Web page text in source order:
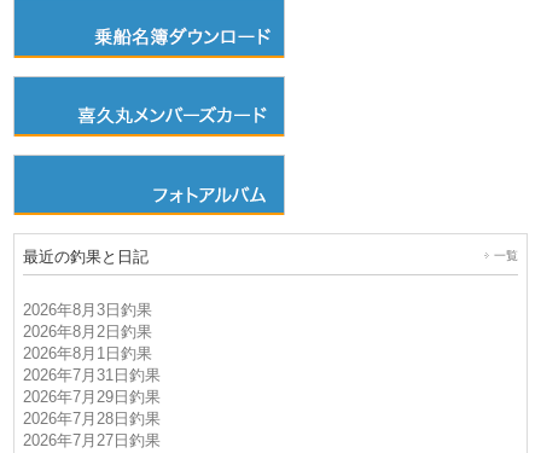
最近の釣果と日記 一覧
2026年8月3日釣果
2026年8月2日釣果
2026年8月1日釣果
2026年7月31日釣果
2026年7月29日釣果
2026年7月28日釣果
2026年7月27日釣果